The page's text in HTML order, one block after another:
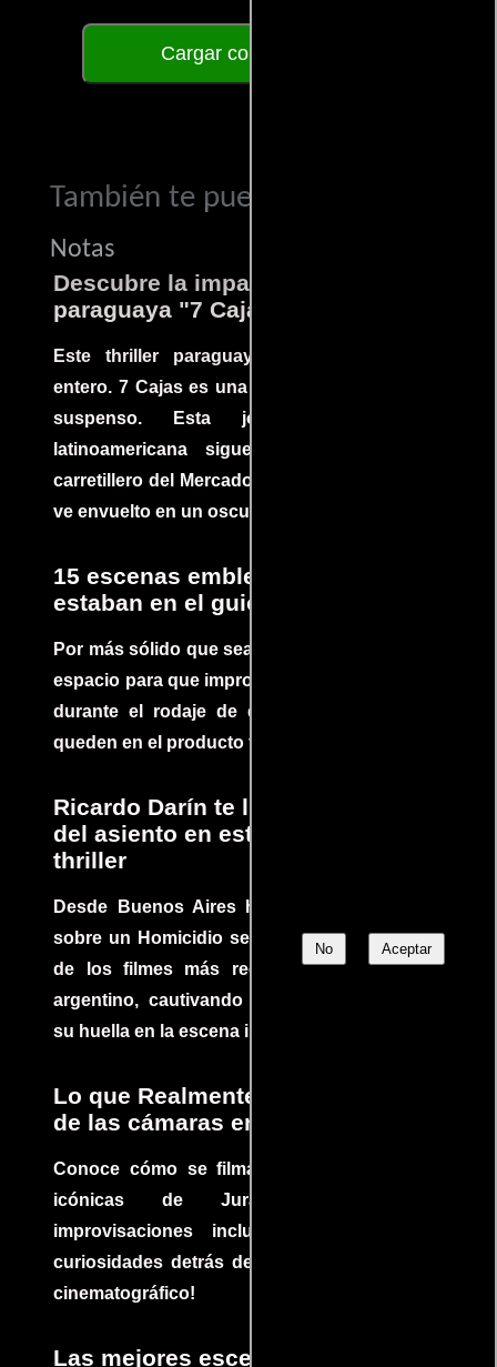
No Aceptar
Cargar comentarios
También te puede interesar...
Notas
Descubre la impactante película
paraguaya "7 Cajas"
Este thriller paraguayo cautivó al mundo
entero. 7 Cajas es una explosión de acción y
suspenso. Esta joya cinematográfica
latinoamericana sigue la historia de un
carretillero del Mercado 4 de Asunción que se
ve envuelto en un oscuro mundo de crimen
15 escenas emblemáticas que no
estaban en el guion
Por más sólido que sea un guión siempre hay
espacio para que improvisaciones que se dan
durante el rodaje de determinadas escenas
queden en el producto final.
Ricardo Darín te llevará al borde
del asiento en este increíble
thriller
Desde Buenos Aires hasta el mundo, Tesis
sobre un Homicidio se ha convertido en uno
de los filmes más recomendados del cine
argentino, cautivando audiencias y dejando
su huella en la escena internacional.
Lo que Realmente Sucedió detrás
de las cámaras en Jurassic Park
Conoce cómo se filmaron algunas escenas
icónicas de Jurassic Park, con
improvisaciones incluidas. ¡Descubre las
curiosidades detrás del rodaje de un clásico
cinematográfico!
Las mejores escenas de acción